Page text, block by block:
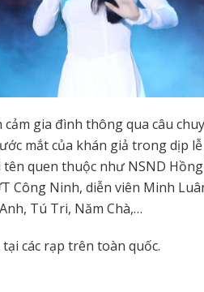
gia đình thông qua câu
mắt của khán giả trong dịp
quen thuộc như NSND
Công Ninh, diễn viên Minh
Tú Tri, Năm Chà,…
các rạp trên toàn quốc.